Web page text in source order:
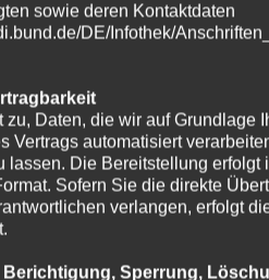
sowie deren Kontaktdaten
DE/Infothek/
zu, Daten, die wir auf Grundlage
Vertrags automatisiert
lassen. Die Bereitstellung erfolgt
Sofern Sie die direkte
verlangen, erfolgt
Berichtigung, Sperrung,